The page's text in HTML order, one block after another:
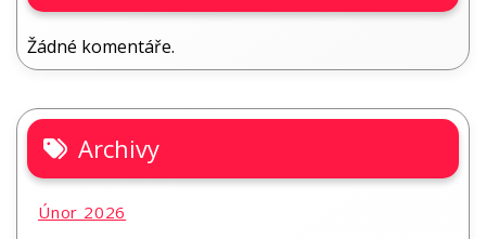
Žádné komentáře.
Archivy
Únor 2026